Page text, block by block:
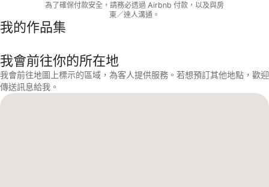
為了確保付款安全，請務必透過 Airbnb 付款，以及與房
東／達人溝通。
我的作品集
我會前往你的所在地
我會前往地圖上標示的區域，為客人提供服務。若想預訂其他地點，歡迎
傳送訊息給我。